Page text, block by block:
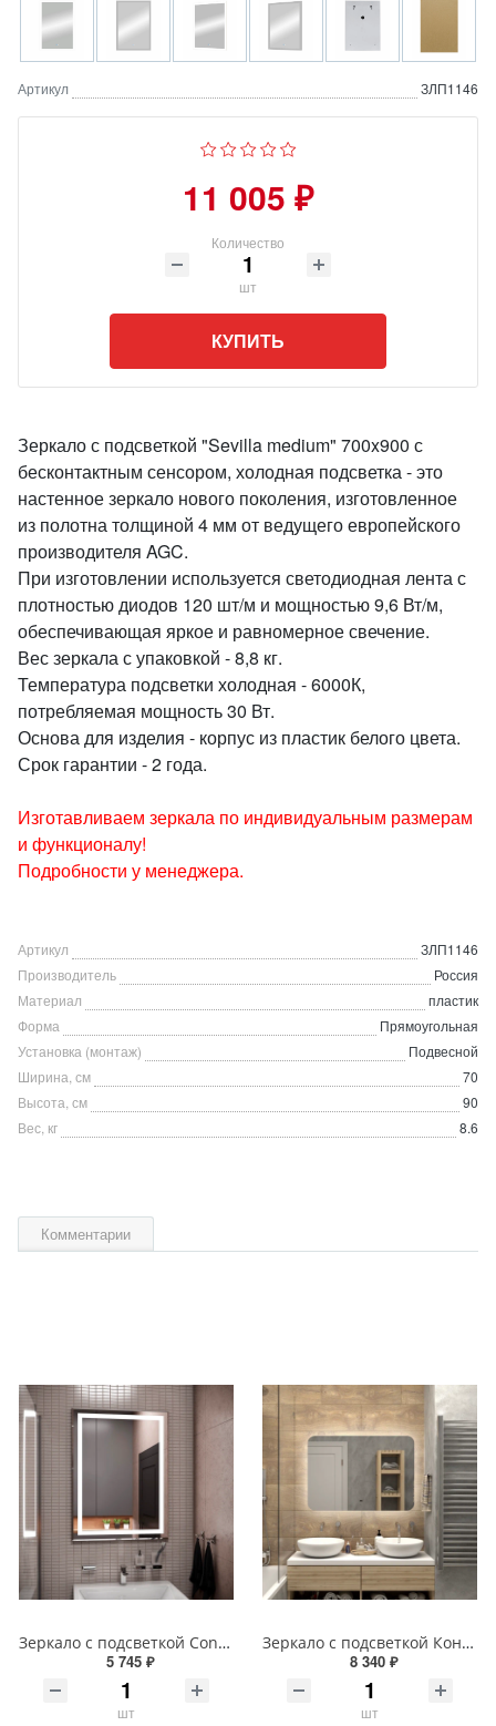
Артикул ЗЛП1146
11 005 ₽
Количество
шт
КУПИТЬ
Зеркало с подсветкой "Sevilla medium" 700x900 с
бесконтактным сенсором, холодная подсветка - это
настенное зеркало нового поколения, изготовленное
из полотна толщиной 4 мм от ведущего европейского
производителя AGC.
При изготовлении используется светодиодная лента с
плотностью диодов 120 шт/м и мощностью 9,6 Вт/м,
обеспечивающая яркое и равномерное свечение.
Вес зеркала с упаковкой - 8,8 кг.
Температура подсветки холодная - 6000К,
потребляемая мощность 30 Вт.
Основа для изделия - корпус из пластик белого цвета.
Срок гарантии - 2 года.
Изготавливаем зеркала по индивидуальным размерам
и функционалу!
Подробности у менеджера.
Артикул
ЗЛП1146
Производитель
Россия
Материал
пластик
Форма
Прямоугольная
Установка (монтаж)
Подвесной
Ширина, см
70
Высота, см
90
Вес, кг
8.6
Комментарии
Зеркало с подсветкой Continent Пронто Люкс 60 х 80 см ЗЛП154
5 745 ₽
шт
Зеркало с подсветкой Континент Burzhe Led 100х70 с бесконтактным сенсором ЗЛП398
8 340 ₽
шт